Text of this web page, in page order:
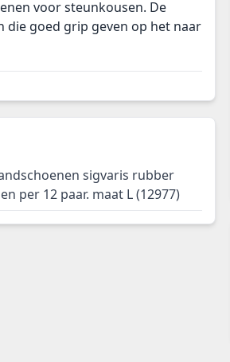
voor steunkousen. De
die goed grip geven op het naar
sigvaris rubber
per 12 paar. maat L (12977)